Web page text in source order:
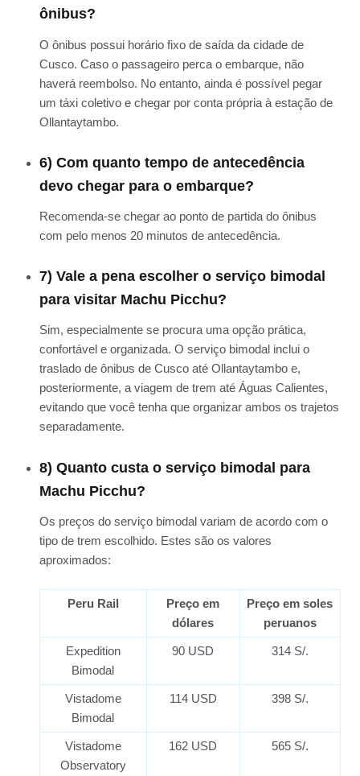
ônibus?
O ônibus possui horário fixo de saída da cidade de
Cusco. Caso o passageiro perca o embarque, não
haverá reembolso. No entanto, ainda é possível pegar
um táxi coletivo e chegar por conta própria à estação de
Ollantaytambo.
6) Com quanto tempo de antecedência
devo chegar para o embarque?
Recomenda-se chegar ao ponto de partida do ônibus
com pelo menos 20 minutos de antecedência.
7) Vale a pena escolher o serviço bimodal
para visitar Machu Picchu?
Sim, especialmente se procura uma opção prática,
confortável e organizada. O serviço bimodal inclui o
traslado de ônibus de Cusco até Ollantaytambo e,
posteriormente, a viagem de trem até Águas Calientes,
evitando que você tenha que organizar ambos os trajetos
separadamente.
8) Quanto custa o serviço bimodal para
Machu Picchu?
Os preços do serviço bimodal variam de acordo com o
tipo de trem escolhido. Estes são os valores
aproximados:
Peru Rail
Preço em
dólares
Preço em soles
peruanos
Expedition
Bimodal
90 USD 314 S/.
Vistadome
Bimodal
114 USD 398 S/.
Vistadome
Observatory
162 USD 565 S/.